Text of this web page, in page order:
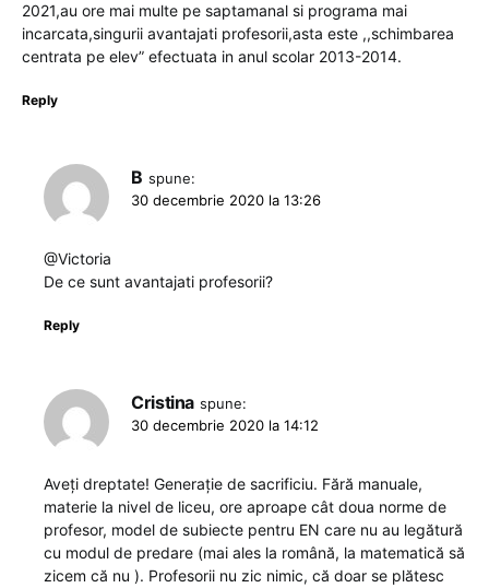
2021,au ore mai multe pe saptamanal si programa mai
incarcata,singurii avantajati profesorii,asta este ,,schimbarea
centrata pe elev” efectuata in anul scolar 2013-2014.
Reply
B spune:
30 decembrie 2020 la 13:26
@Victoria
De ce sunt avantajati profesorii?
Reply
Cristina spune:
30 decembrie 2020 la 14:12
Aveți dreptate! Generație de sacrificiu. Fără manuale,
materie la nivel de liceu, ore aproape cât doua norme de
profesor, model de subiecte pentru EN care nu au legătură
cu modul de predare (mai ales la română, la matematică să
zicem că nu ). Profesorii nu zic nimic, că doar se plătesc